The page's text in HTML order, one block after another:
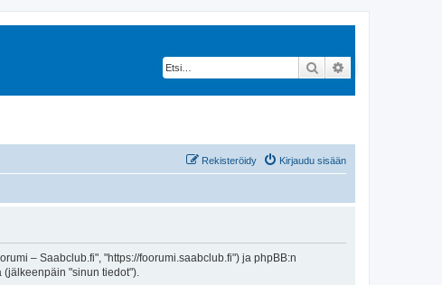
Etsi
Kirjaudu sisään
Rekisteröidy
– Saabclub.fi", "https://foorumi.saabclub.fi") ja phpBB:n
"sinun tiedot").